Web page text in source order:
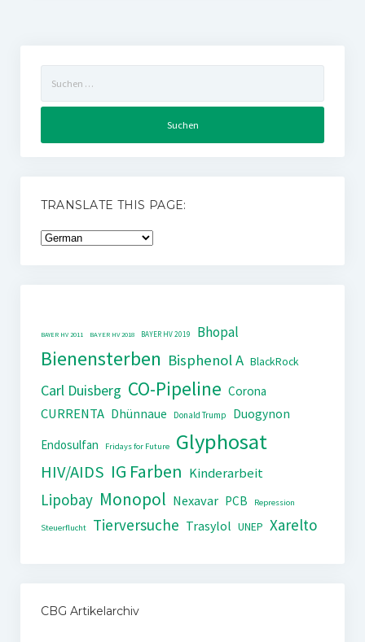
nach:
TRANSLATE THIS PAGE:
BAYER HV 2011 BAYER HV 2018 BAYER HV 2019 Bhopal
Bienensterben Bisphenol A BlackRock
Carl Duisberg CO-Pipeline Corona
CURRENTA Dhünnaue Donald Trump
Duogynon
Endosulfan
Fridays for Future Glyphosat
HIV/AIDS IG Farben Kinderarbeit
Lipobay Monopol Nexavar PCB Repression
Steuerflucht Tierversuche Trasylol UNEP Xarelto
CBG Artikelarchiv